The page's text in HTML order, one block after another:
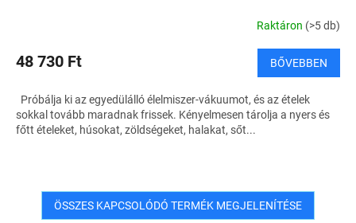
Raktáron (>5 db)
48 730 Ft BŐVEBBEN
Próbálja ki az egyedülálló élelmiszer-vákuumot, és az ételek
sokkal tovább maradnak frissek. Kényelmesen tárolja a nyers és
főtt ételeket, húsokat, zöldségeket, halakat, sőt...
ÖSSZES KAPCSOLÓDÓ TERMÉK MEGJELENÍTÉSE